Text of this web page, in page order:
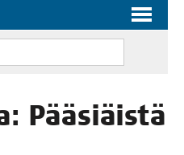
Pää­siäis­tä